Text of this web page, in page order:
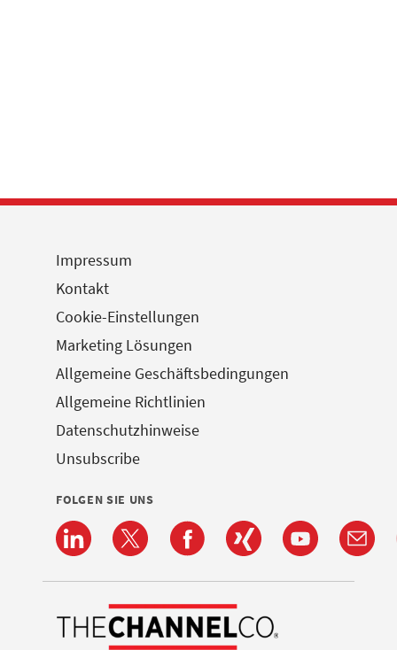
Impressum
Kontakt
Cookie-Einstellungen
Marketing Lösungen
Allgemeine Geschäftsbedingungen
Allgemeine Richtlinien
Datenschutzhinweise
Unsubscribe
FOLGEN SIE UNS